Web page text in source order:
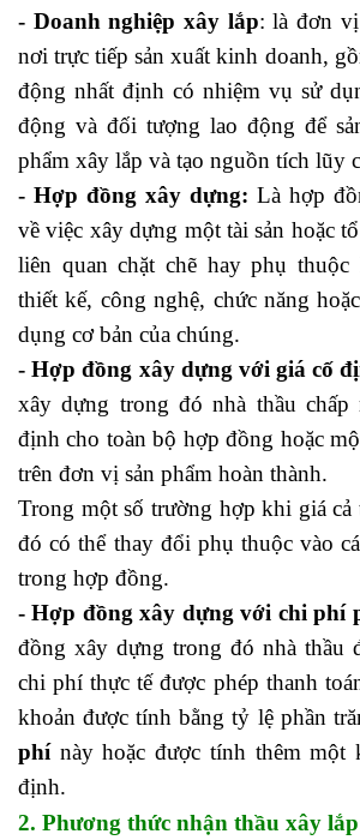
- Doanh nghiệp xây lắp: là đơn
nơi trực tiếp sản xuất kinh doanh,
động nhất định có nhiệm vụ sử
động và đối tượng lao động để
phẩm xây lắp và tạo nguồn tích lũy
- Hợp đồng xây dựng: Là hợp
về việc xây dựng một tài sản hoặc
liên quan chặt chẽ hay phụ thuộc
thiết kế, công nghệ, chức năng
dụng cơ bản của chúng.
- Hợp đồng xây dựng với giá cố
xây dựng trong đó nhà thầu chấp
định cho toàn bộ hợp đồng hoặc
trên đơn vị sản phẩm hoàn thành.
Trong một số trường hợp khi giá cả
đó có thể thay đổi phụ thuộc vào
trong hợp đồng.
- Hợp đồng xây dựng với chi phí
đồng xây dựng trong đó nhà thầu
chi phí thực tế được phép thanh
khoản được tính bằng tỷ lệ phần
phínày hoặc được tính thêm một
định.
2. Phương thức nhận thầu xây